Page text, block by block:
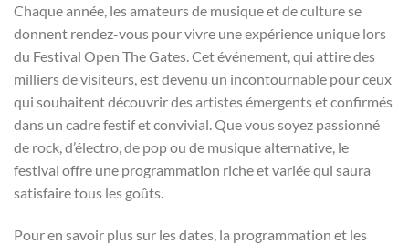
Chaque année, les amateurs de musique et de culture se
donnent rendez-vous pour vivre une expérience unique lors
du Festival Open The Gates. Cet événement, qui attire des
milliers de visiteurs, est devenu un incontournable pour ceux
qui souhaitent découvrir des artistes émergents et confirmés
dans un cadre festif et convivial. Que vous soyez passionné
de rock, d’électro, de pop ou de musique alternative, le
festival offre une programmation riche et variée qui saura
satisfaire tous les goûts.
Pour en savoir plus sur les dates, la programmation et les